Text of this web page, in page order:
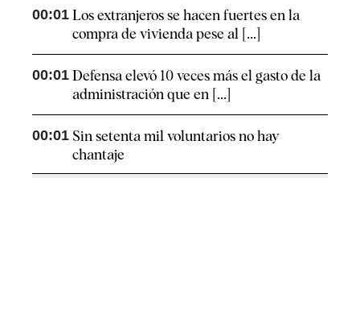
00:01 Los extranjeros se hacen fuertes en la
compra de vivienda pese al [...]
00:01 Defensa elevó 10 veces más el gasto de la
administración que en [...]
00:01 Sin setenta mil voluntarios no hay
chantaje